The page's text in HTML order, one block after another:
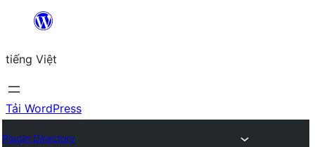
Chuyển
phần
nội
dung
tiếng Việt
Tải WordPress
Plugin Directory